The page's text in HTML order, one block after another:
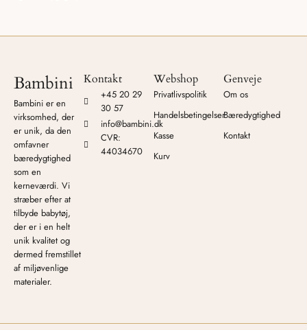
Bambini
Bambini er en
virksomhed, der
er unik, da den
omfavner
bæredygtighed
som en
kerneværdi. Vi
stræber efter at
tilbyde babytøj,
der er i en helt
unik kvalitet og
dermed fremstillet
af miljøvenlige
materialer.
Kontakt
+45 20 29
30 57
info@bambini.dk
CVR:
44034670
Webshop
Privatlivspolitik
Handelsbetingelser
Kasse
Kurv
Genveje
Om os
Bæredygtighed
Kontakt